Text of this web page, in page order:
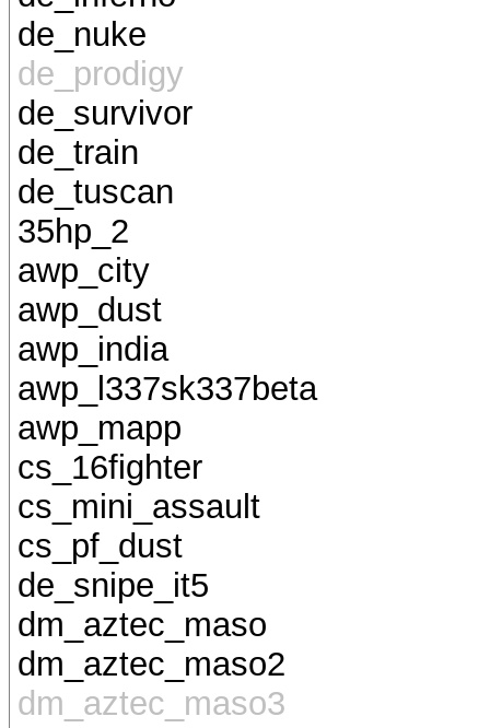
de_nuke
de_prodigy
de_survivor
de_train
de_tuscan
35hp_2
awp_city
awp_dust
awp_india
awp_l337sk337beta
awp_mapp
cs_16fighter
cs_mini_assault
cs_pf_dust
de_snipe_it5
dm_aztec_maso
dm_aztec_maso2
dm_aztec_maso3